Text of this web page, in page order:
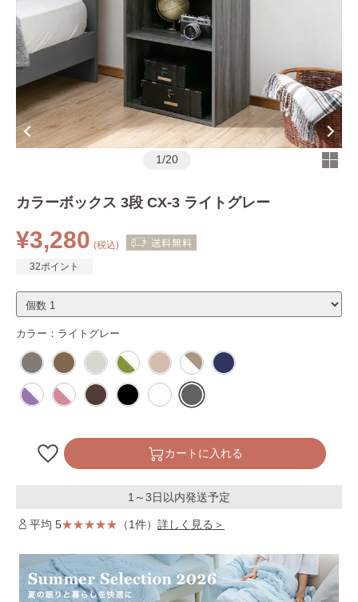
1/20
カラーボックス 3段 CX-3 ライトグレー
¥3,280 (税込)
32ポイント
カラー： ライトグレー
カートに入れる
1～3日以内発送予定
平均 5 （1件） 詳しく見る＞